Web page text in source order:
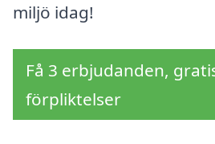
miljö idag!
Få 3 erbjudanden,
förpliktelser